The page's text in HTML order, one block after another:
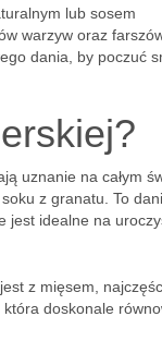
lub sosem
warzyw oraz
dania, by poczuć
uznanie na całym
z granatu. To
jest idealne na
z mięsem,
doskonale